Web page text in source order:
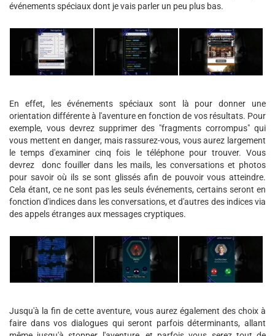
événements spéciaux dont je vais parler un peu plus bas.
En effet, les événements spéciaux sont là pour donner une
orientation différente à l'aventure en fonction de vos résultats. Pour
exemple, vous devrez supprimer des "fragments corrompus" qui
vous mettent en danger, mais rassurez-vous, vous aurez largement
le temps d'examiner cinq fois le téléphone pour trouver. Vous
devrez donc fouiller dans les mails, les conversations et photos
pour savoir où ils se sont glissés afin de pouvoir vous atteindre.
Cela étant, ce ne sont pas les seuls événements, certains seront en
fonction d'indices dans les conversations, et d'autres des indices via
des appels étranges aux messages cryptiques.
Jusqu'à la fin de cette aventure, vous aurez également des choix à
faire dans vos dialogues qui seront parfois déterminants, allant